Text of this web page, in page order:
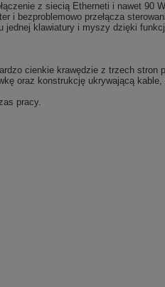
z siecią Etherneti i nawet 90
i bezproblemowo przełącza
jednej klawiatury i myszy dzięki
cienkie krawędzie z trzech stron
oraz konstrukcję ukrywającą
pracy.